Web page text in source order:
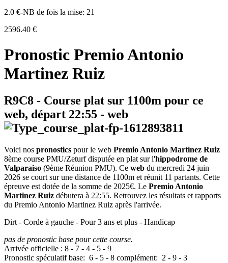
2.0 €-NB de fois la mise: 21
2596.40 €
Pronostic Premio Antonio
Martinez Ruiz
R9C8 - Course plat sur 1100m pour ce
web, départ 22:55 - web
Voici nos pronostics pour le web Premio Antonio Martinez Ruiz
8ème course PMU/Zeturf disputée en plat sur l'hippodrome de
Valparaiso (9ème Réunion PMU). Ce web du mercredi 24 juin
2026 se court sur une distance de 1100m et réunit 11 partants. Cette
épreuve est dotée de la somme de 2025€. Le Premio Antonio
Martinez Ruiz débutera à 22:55. Retrouvez les résultats et rapports
du Premio Antonio Martinez Ruiz après l'arrivée.
Dirt - Corde à gauche - Pour 3 ans et plus - Handicap
pas de pronostic base pour cette course.
Arrivée officielle : 8 - 7 - 4 - 5 - 9
Pronostic spéculatif base: 6 - 5 - 8 complément: 2 - 9 - 3